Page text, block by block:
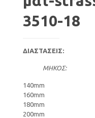
3510-18
ΔΙΑΣΤΑΣΕΙΣ:
ΜΗΚΟΣ:
140mm
160mm
180mm
200mm